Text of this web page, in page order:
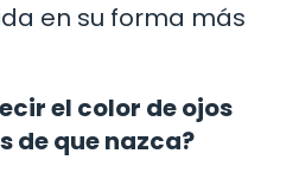
en su forma más
el color de ojos
de que nazca?